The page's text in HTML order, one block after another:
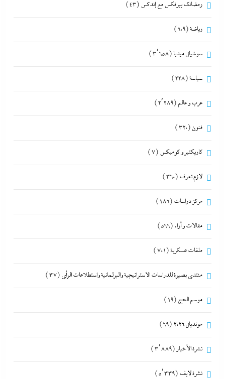
رمضانك بيرفكس مع إندكس (43)
رياضة(609)
سوشيال ميديا (3٬658)
سياسة(228)
عرب و عالم (2٬289)
فنون (320)
كاريكتير و كوميكس (7)
لازم تعرف (360)
مركز دراسات (186)
مقالات و أراء (566)
ملفات عسكرية(701)
منتدى بصيرة للدراسات الاستراتيجية والبرلمانية واستطلاعات الرأى (37)
موسم الحج (19)
مونديال 2026 (69)
نشرة الأخبار (3٬889)
نشرة لايف (5٬339)